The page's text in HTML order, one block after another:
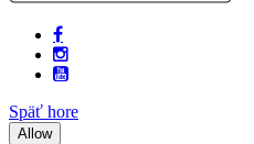
Späť hore
Allow